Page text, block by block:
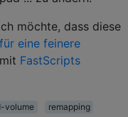
möchte, dass diese
eine feinere
mit FastScripts
volume
remapping